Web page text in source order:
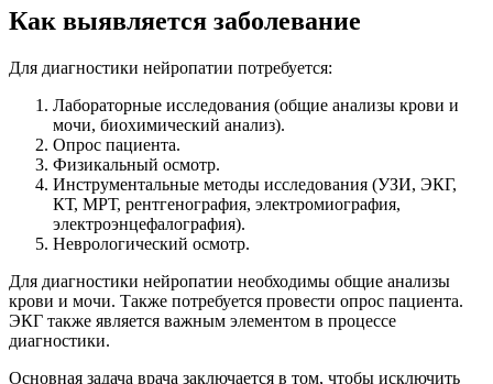
Как выявляется заболевание
Для диагностики нейропатии потребуется:
Лабораторные исследования (общие анализы крови и
мочи, биохимический анализ).
Опрос пациента.
Физикальный осмотр.
Инструментальные методы исследования (УЗИ, ЭКГ,
КТ, МРТ, рентгенография, электромиография,
электроэнцефалография).
Неврологический осмотр.
Для диагностики нейропатии необходимы общие анализы
крови и мочи. Также потребуется провести опрос пациента.
ЭКГ также является важным элементом в процессе
диагностики.
Основная задача врача заключается в том, чтобы исключить